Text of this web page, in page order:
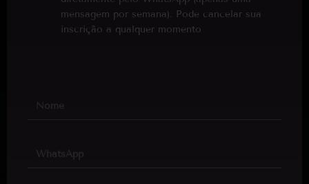
mensagem por semana). Pode cancelar sua
inscrição a qualquer momento